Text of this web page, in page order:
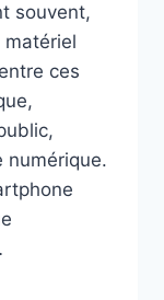
souvent,
ces
numérique.